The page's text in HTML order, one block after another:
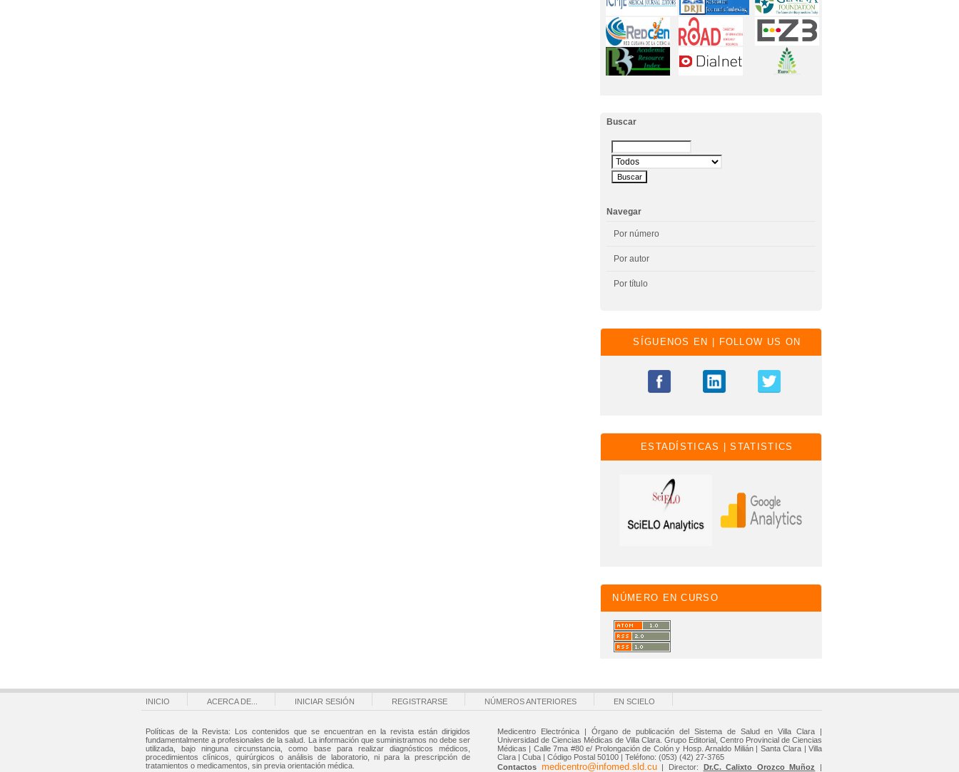
Buscar
Navegar
Por número
Por autor
Por título
SÍGUENOS EN | FOLLOW US ON
ESTADÍSTICAS | STATISTICS
NÚMERO EN CURSO
INICIO ACERCA DE... INICIAR SESIÓN REGISTRARSE NÚMEROS ANTERIORES EN SCIELO
Políticas de la Revista: Los contenidos que se encuentran en la revista están dirigidos
fundamentalmente a profesionales de la salud. La información que suministramos no debe ser
utilizada, bajo ninguna circunstancia, como base para realizar diagnósticos médicos,
procedimientos clínicos, quirúrgicos o análisis de laboratorio, ni para la prescripción de
tratamientos o medicamentos, sin previa orientación médica.
Medicentro Electrónica | Órgano de publicación del Sistema de Salud en Villa Clara |
Universidad de Ciencias Médicas de Villa Clara. Grupo Editorial, Centro Provincial de Ciencias
Médicas | Calle 7ma #80 e/ Prolongación de Colón y Hosp. Arnaldo Milián | Santa Clara | Villa
Clara | Cuba | Código Postal 50100 | Teléfono: (053) (42) 27-3765
Contactos medicentro@infomed.sld.cu | Director: Dr.C. Calixto Orozco Muñoz |